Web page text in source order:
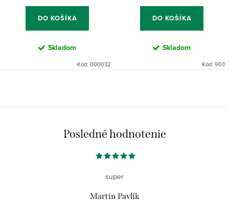
DO KOŠÍKA
Skladom
Kód: 000032
DO KOŠÍKA
Skladom
Kód: 903
Posledné hodnotenie
super
Martin Pavlík